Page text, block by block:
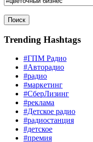
Поиск
Trending Hashtags
#ГПМ Радио
#Авторадио
#радио
#маркетинг
#СберЛизинг
#реклама
#Детское радио
#радиостанция
#детское
#премия